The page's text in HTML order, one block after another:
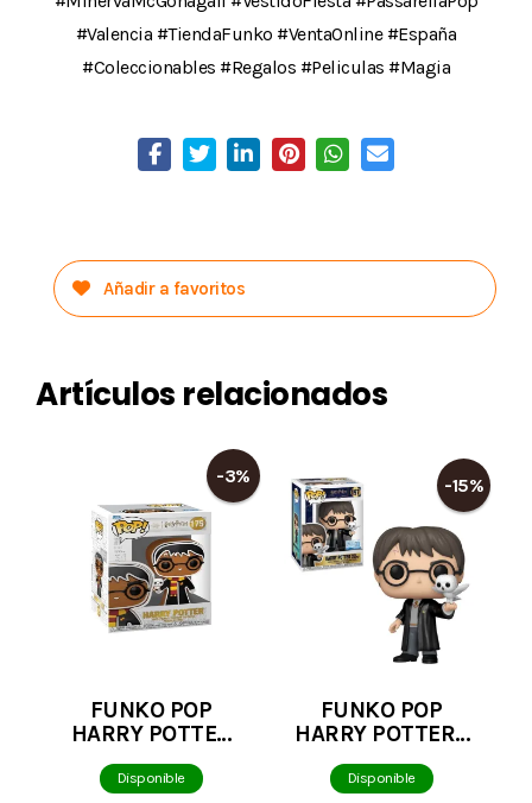
#Valencia #TiendaFunko #VentaOnline #España
#Coleccionables #Regalos #Peliculas #Magia
Añadir a favoritos
Artículos relacionados
-3%
FUNKO POP
HARRY POTTER
GALLETA DE
Disponible
-15%
FUNKO POP
HARRY POTTER -
CON HEDWIG
Disponible